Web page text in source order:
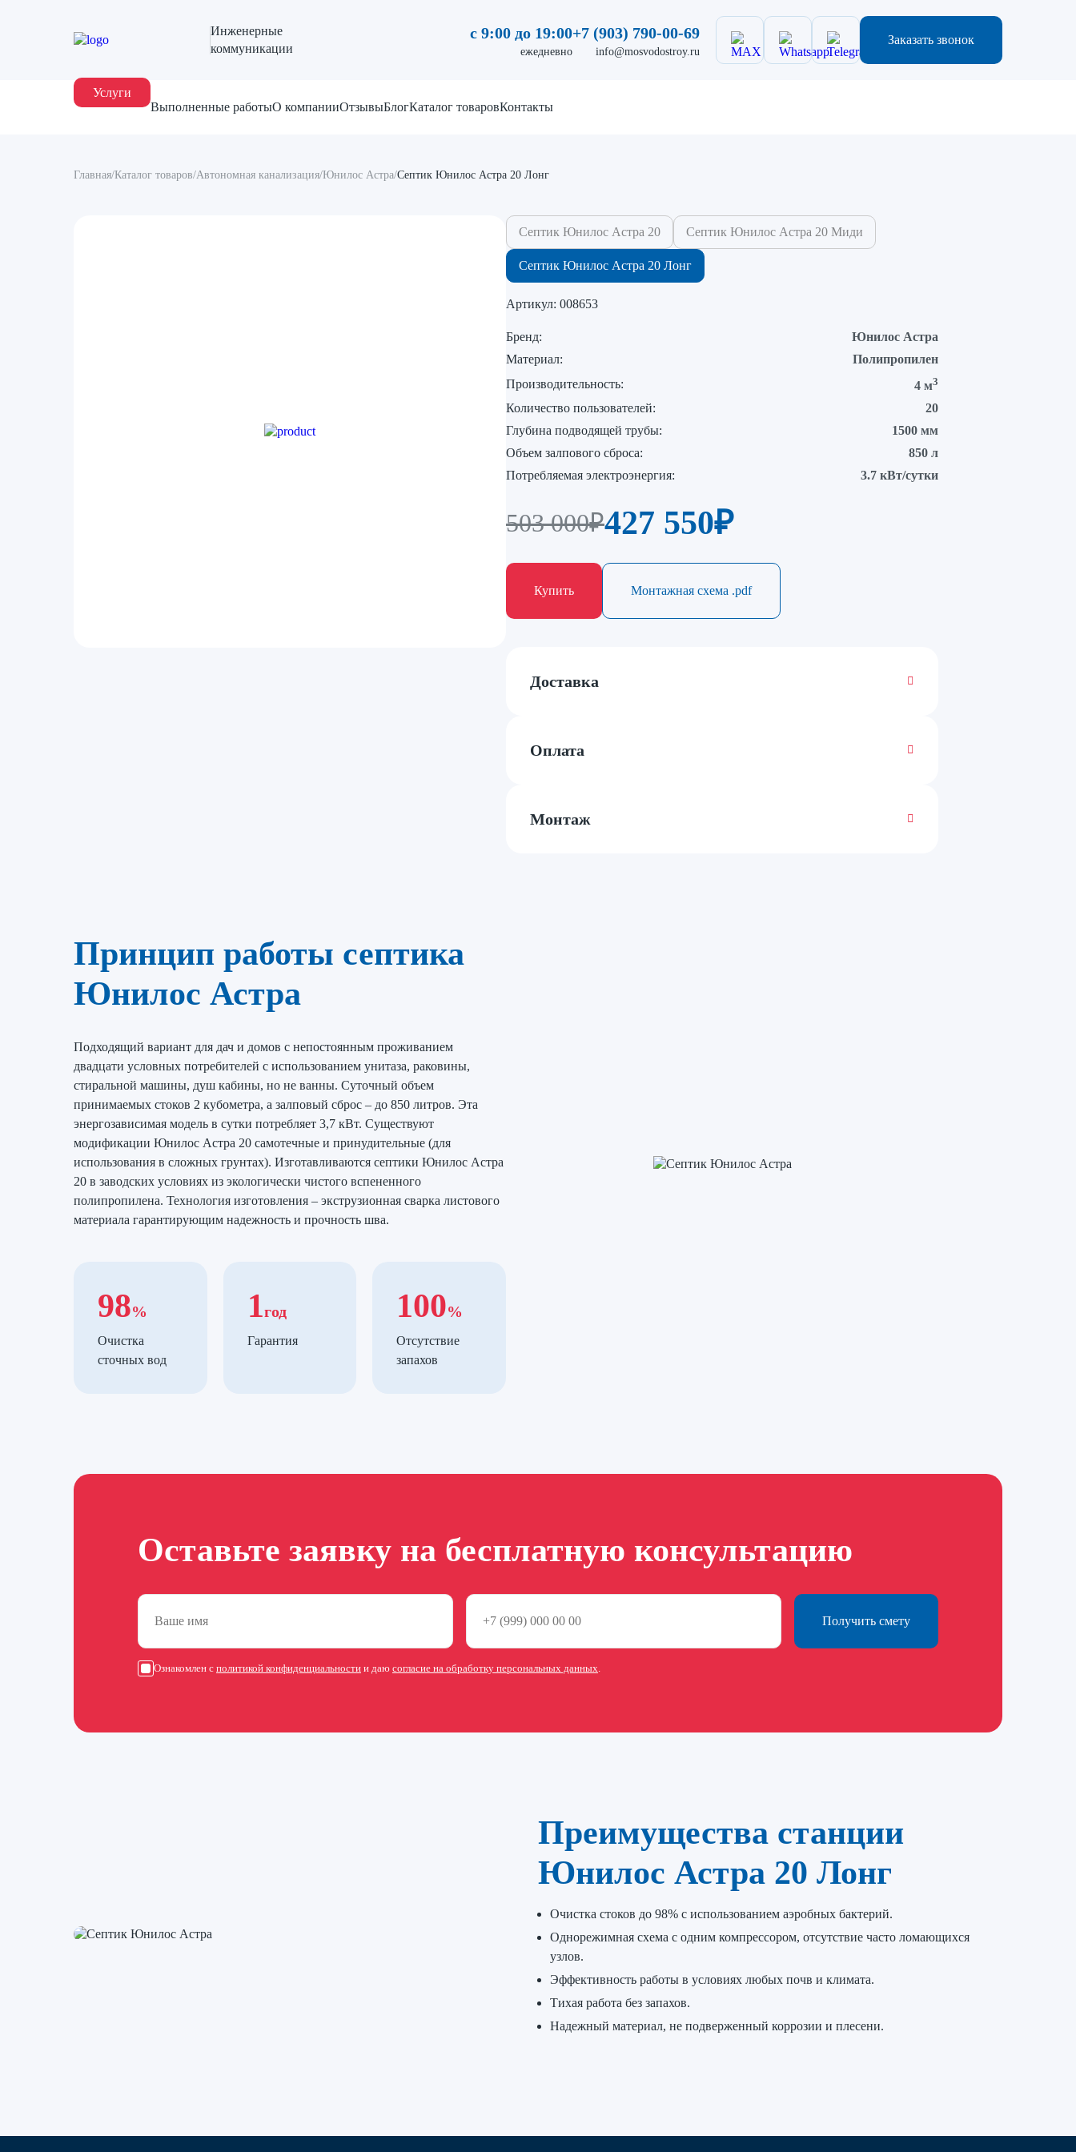
Инженерные
коммуникации
с 9:00 до 19:00
ежедневно
+7 (903) 790-00-69
info@mosvodostroy.ru
Заказать звонок
Услуги
Выполненные работыО компанииОтзывыБлогКаталог товаровКонтакты
Главная/Каталог товаров/Автономная канализация/Юнилос Астра/Септик Юнилос Астра 20 Лонг
Септик Юнилос Астра 20 Септик Юнилос Астра 20 Миди
Септик Юнилос Астра 20 Лонг
Артикул: 008653
Бренд:
Юнилос Астра
Материал:
Полипропилен
Производительность:
4 м3
Количество пользователей:
20
Глубина подводящей трубы:
1500 мм
Объем залпового сброса:
850 л
Потребляемая электроэнергия:
3.7 кВт/сутки
503 000₽427 550₽
Купить Монтажная схема .pdf
Доставка
Оплата
Монтаж
Принцип работы септика
Юнилос Астра
Подходящий вариант для дач и домов с непостоянным проживанием
двадцати условных потребителей с использованием унитаза, раковины,
стиральной машины, душ кабины, но не ванны. Суточный объем
принимаемых стоков 2 кубометра, а залповый сброс – до 850 литров. Эта
энергозависимая модель в сутки потребляет 3,7 кВт. Существуют
модификации Юнилос Астра 20 самотечные и принудительные (для
использования в сложных грунтах). Изготавливаются септики Юнилос Астра
20 в заводских условиях из экологически чистого вспененного
полипропилена. Технология изготовления – экструзионная сварка листового
материала гарантирующим надежность и прочность шва.
98%
Очистка
сточных вод
1год
Гарантия
100%
Отсутствие
запахов
Оставьте заявку на бесплатную консультацию
Получить смету
Ознакомлен с политикой конфиденциальности и даю согласие на обработку персональных данных.
Преимущества станции
Юнилос Астра 20 Лонг
Очистка стоков до 98% с использованием аэробных бактерий.
Однорежимная схема с одним компрессором, отсутствие часто ломающихся
узлов.
Эффективность работы в условиях любых почв и климата.
Тихая работа без запахов.
Надежный материал, не подверженный коррозии и плесени.